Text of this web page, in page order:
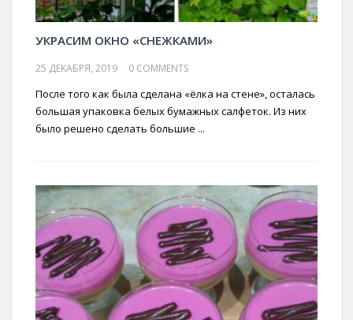
УКРАСИМ ОКНО «СНЕЖКАМИ»
25 ДЕКАБРЯ, 2019 0 COMMENTS
После того как была сделана «ёлка на стене», осталась
большая упаковка белых бумажных салфеток. Из них
было решено сделать большие ...